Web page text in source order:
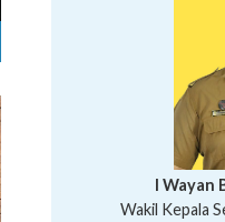
I Wayan
Wakil Kepala
I Wayan Gede
Ni Wayan